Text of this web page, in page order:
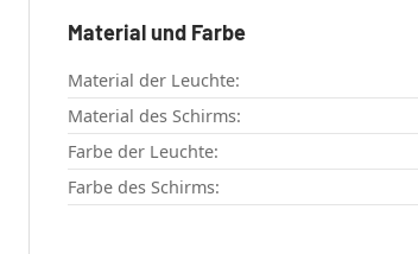
Material und Farbe
Material der Leuchte:
Material des Schirms:
Farbe der Leuchte:
Farbe des Schirms: